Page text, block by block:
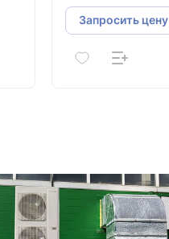
Запросить цену